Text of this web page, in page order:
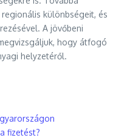
különbségeit, és
A jövőbeni
hogy átfogó
helyzetéről.
fizetést?